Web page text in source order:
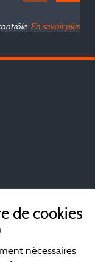
En savoir plus
de cookies
nécessaires